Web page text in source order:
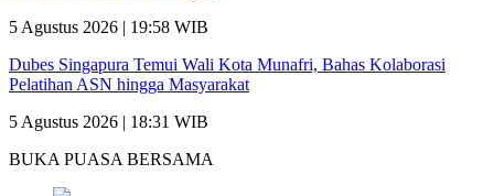
5 Agustus 2026 | 19:58 WIB
Dubes Singapura Temui Wali Kota Munafri, Bahas Kolaborasi
Pelatihan ASN hingga Masyarakat
5 Agustus 2026 | 18:31 WIB
BUKA PUASA BERSAMA